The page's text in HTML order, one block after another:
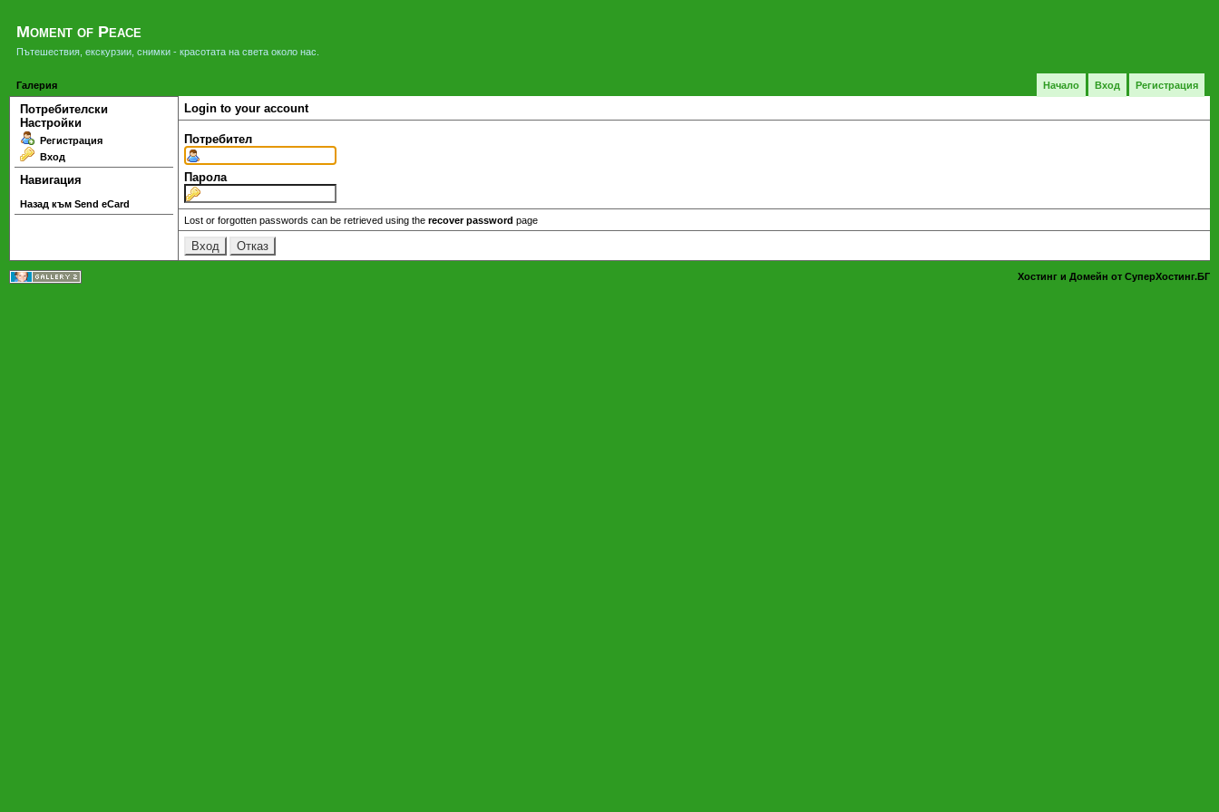
Moment of Peace
Пътешествия, екскурзии, снимки - красотата на света около нас.
Начало Вход Регистрация
Галерия
Потребителски
Настройки
Регистрация
Вход
Навигация
Назад към Send eCard
Login to your account
Потребител
Парола
Lost or forgotten passwords can be retrieved using the recover password page
Хостинг и Домейн от СуперХостинг.БГ